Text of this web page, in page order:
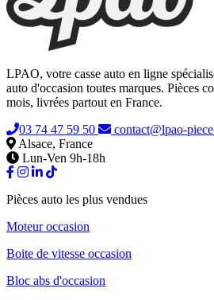
LPAO, votre casse auto en ligne
auto d'occasion toutes marques. Pièces
mois, livrées partout en France.
03 74 47 59 50
contact@lpao-
Alsace, France
Lun-Ven 9h-18h
Pièces auto les plus vendues
Moteur occasion
Boite de vitesse occasion
Bloc abs d'occasion